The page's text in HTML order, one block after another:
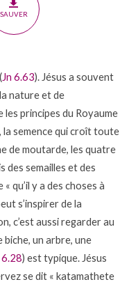
SAUVER
Jn 6.63). Jésus a souvent
nature et de
principes du Royaume
la semence qui croît toute
de moutarde, les quatre
des semailles et des
qu’il y a des choses à
s’inspirer de la
c’est aussi regarder au
biche, un arbre, une
) est typique. Jésus
se dit « katamathete